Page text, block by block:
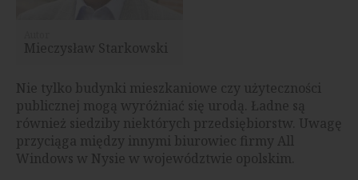
Mieczysław Starkowski
Nie tylko budynki mieszkaniowe czy użyteczności
publicznej mogą wyróżniać się urodą. Ładne są
również siedziby niektórych przedsiębiorstw. Uwagę
przyciąga między innymi biurowiec firmy All
Windows w Nysie w województwie opolskim.